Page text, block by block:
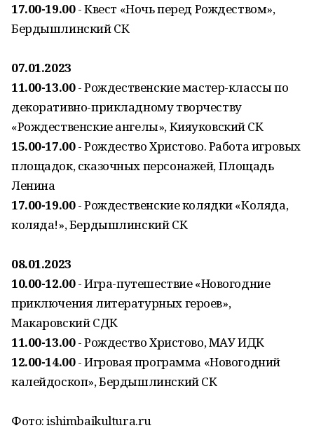
17.00-19.00- Квест «Ночь перед Рождеством»,
Бердышлинский СК
07.01.2023
11.00-13.00- Рождественские мастер-классы по
декоративно-прикладному творчеству
«Рождественские ангелы», Кияуковский СК
15.00-17.00- Рождество Христово. Работа игровых
площадок, сказочных персонажей, Площадь
Ленина
17.00-19.00- Рождественские колядки «Коляда,
коляда!», Бердышлинский СК
08.01.2023
10.00-12.00- Игра-путешествие «Новогодние
приключения литературных героев»,
Макаровский СДК
11.00-13.00- Рождество Христово, МАУ ИДК
12.00-14.00- Игровая программа «Новогодний
калейдоскоп», Бердышлинский СК
Фото: ishimbaikultura.ru